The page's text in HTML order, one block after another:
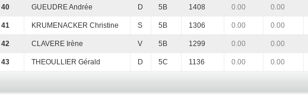
40 GUEUDRE Andrée D 5B 1408 0.00 0.00
41 KRUMENACKER Christine S 5B 1306 0.00 0.00
42 CLAVERE Irène V 5B 1299 0.00 0.00
43 THEOULLIER Gérald D 5C 1136 0.00 0.00